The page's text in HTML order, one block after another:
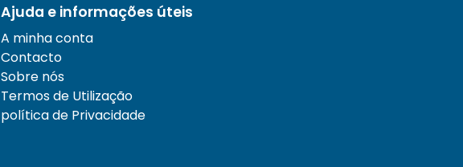
Ajuda e informações úteis
A minha conta
Contacto
Sobre nós
Termos de Utilização
política de Privacidade